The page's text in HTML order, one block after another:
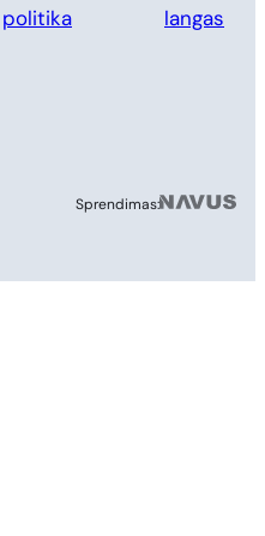
politika
langas
Sprendimas: MB